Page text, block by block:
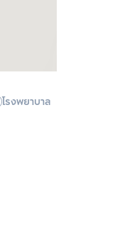
โรงพยาบาล